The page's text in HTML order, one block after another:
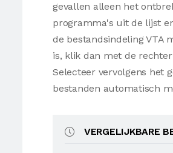
gevallen alleen het
programma's uit de lijst
de bestandsindeling VTA
is, klik dan met de
Selecteer vervolgens het
bestanden automatisch
VERGELIJKBARE